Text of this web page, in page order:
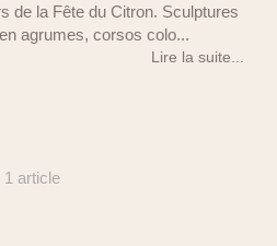
de la Fête du Citron. Sculptures
agrumes, corsos colo...
Lire la suite...
1 article